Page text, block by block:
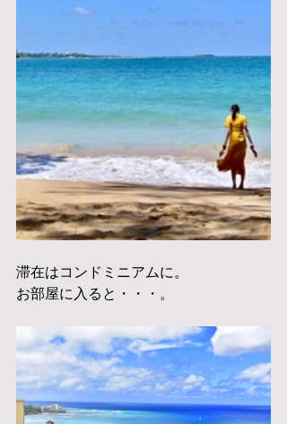
滞在はコンドミニアムに。
お部屋に入ると・・・。